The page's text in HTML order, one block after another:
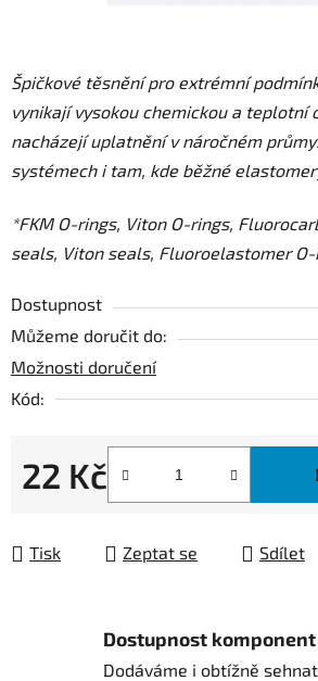
Špičkové těsnění pro extrémní
vynikají vysokou chemickou a teplotní
nacházejí uplatnění v náročném
systémech i tam, kde běžné
*FKM O-rings, Viton O-rings,
seals, Viton seals, Fluoroelastomer
Dostupnost
Můžeme doručit do:
Možnosti doručení
Kód:
22 Kč
Měrná cena:
Tisk Zeptat se Sdílet
Dostupnost komponent
Dodáváme i obtížně